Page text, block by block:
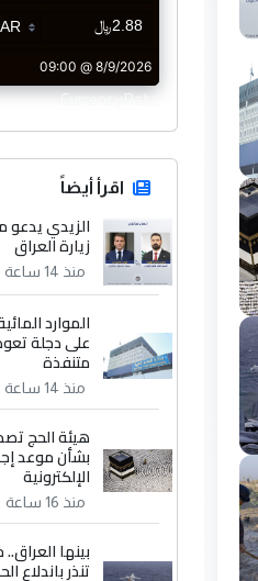
CurrencyRate
اقرأ أيضاً
الزيدي يدعو
زيارة العراق
منذ 14 ساعة
على دجلة
متنفذة
منذ 14 ساعة
هيئة الحج
بشأن موعد
الإلكترونية
منذ 16 ساعة
بينها
تنذر باندلاع